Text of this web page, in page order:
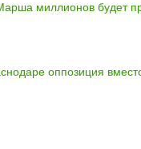
миллионов будет
оппозиция